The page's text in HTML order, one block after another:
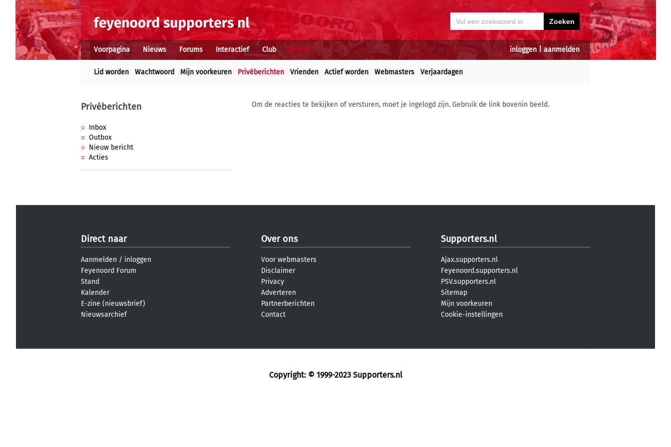
inloggen aanmelden
Voorpagina Nieuws Forums Interactief Club Profiel
Lid worden Wachtwoord Mijn voorkeuren Privéberichten Vrienden Actief worden Webmasters Verjaardagen
Privéberichten
Inbox
Outbox
Nieuw bericht
Acties
Om de reacties te bekijken of versturen, moet je ingelogd zijn. Gebruik de link bovenin beeld.
Direct naar
Aanmelden / inloggen
Feyenoord Forum
Stand
Kalender
E-zine (nieuwsbrief)
Nieuwsarchief
Over ons
Voor webmasters
Disclaimer
Privacy
Adverteren
Partnerberichten
Contact
Supporters.nl
Ajax.supporters.nl
Feyenoord.supporters.nl
PSV.supporters.nl
Sitemap
Mijn voorkeuren
Cookie-instellingen
Copyright: © 1999-2023 Supporters.nl